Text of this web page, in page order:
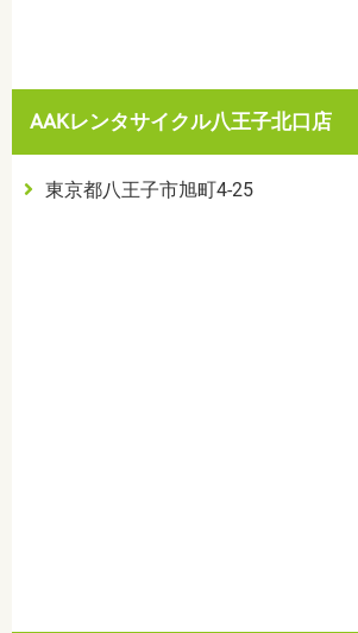
AAKレンタサイクル八王子北口店
東京都八王子市旭町4-25